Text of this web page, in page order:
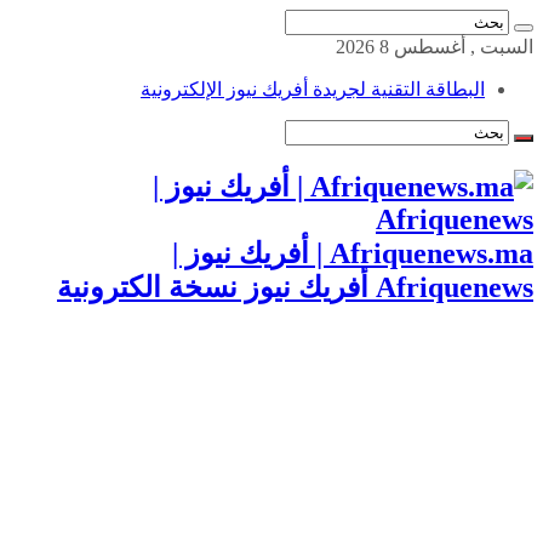
السبت , أغسطس 8 2026
البطاقة التقنية لجريدة أفريك نيوز الإلكترونية
Afriquenews.ma | أفريك نيوز |
Afriquenews أفريك نيوز نسخة الكترونية